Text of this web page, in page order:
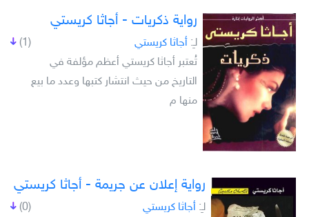
رواية ذكريات - أجاثا كريستي
(1) لـِ: أجاثا كريستي
تُعتبر أجاثا كريستي أعظم مؤلفة في
التاريخ من حيث انتشار كتبها وعدد ما بيع
منها م
رواية إعلان عن جريمة - أجاثا كريستي
(0) لـِ: أجاثا كريستي